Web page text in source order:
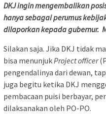
DKJ ingin mengembalikan
hanya sebagai perumus
dilaporkan kepada gubernur.
Silakan saja. Jika DKJ tidak
bisa menunjukProject officer
pengendalinya dari dewan,
juga begitu ketika DKJ
pembacaan puisi berbayar,
dilaksanakan oleh PO-PO.